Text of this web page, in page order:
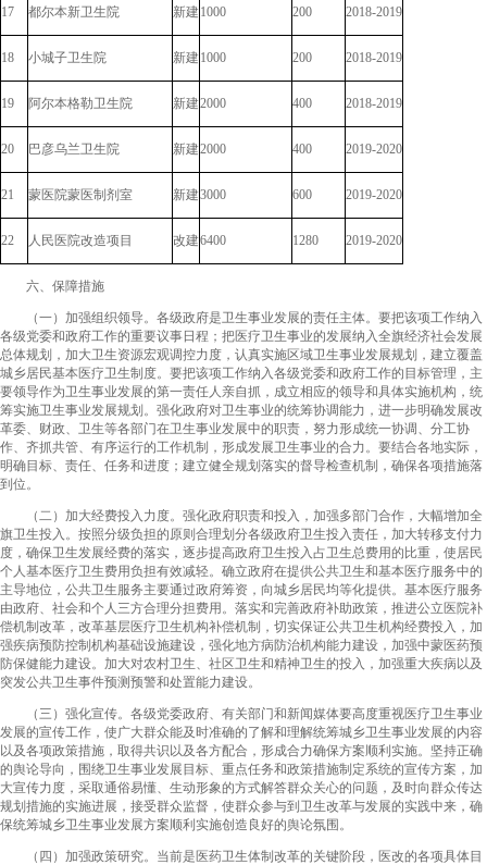
17 都尔本新卫生院 新建 1000 200 2018-2019
18 小城子卫生院 新建 1000 200 2018-2019
19 阿尔本格勒卫生院 新建2000 400 2018-2019
20 巴彦乌兰卫生院 新建2000 400 2019-2020
21 蒙医院蒙医制剂室 新建3000 600 2019-2020
22 人民医院改造项目 改建6400 1280 2019-2020
六、保障措施
（一）加强组织领导。各级政府是卫生事业发展的责任主体。要把该项工作纳入
各级党委和政府工作的重要议事日程；把医疗卫生事业的发展纳入全旗经济社会发展
总体规划，加大卫生资源宏观调控力度，认真实施区域卫生事业发展规划，建立覆盖
城乡居民基本医疗卫生制度。要把该项工作纳入各级党委和政府工作的目标管理，主
要领导作为卫生事业发展的第一责任人亲自抓，成立相应的领导和具体实施机构，统
筹实施卫生事业发展规划。强化政府对卫生事业的统筹协调能力，进一步明确发展改
革委、财政、卫生等各部门在卫生事业发展中的职责，努力形成统一协调、分工协
作、齐抓共管、有序运行的工作机制，形成发展卫生事业的合力。要结合各地实际，
明确目标、责任、任务和进度；建立健全规划落实的督导检查机制，确保各项措施落
到位。
（二）加大经费投入力度。强化政府职责和投入，加强多部门合作，大幅增加全
旗卫生投入。按照分级负担的原则合理划分各级政府卫生投入责任，加大转移支付力
度，确保卫生发展经费的落实，逐步提高政府卫生投入占卫生总费用的比重，使居民
个人基本医疗卫生费用负担有效减轻。确立政府在提供公共卫生和基本医疗服务中的
主导地位，公共卫生服务主要通过政府筹资，向城乡居民均等化提供。基本医疗服务
由政府、社会和个人三方合理分担费用。落实和完善政府补助政策，推进公立医院补
偿机制改革，改革基层医疗卫生机构补偿机制，切实保证公共卫生机构经费投入，加
强疾病预防控制机构基础设施建设，强化地方病防治机构能力建设，加强中蒙医药预
防保健能力建设。加大对农村卫生、社区卫生和精神卫生的投入，加强重大疾病以及
突发公共卫生事件预测预警和处置能力建设。
（三）强化宣传。各级党委政府、有关部门和新闻媒体要高度重视医疗卫生事业
发展的宣传工作，使广大群众能及时准确的了解和理解统筹城乡卫生事业发展的内容
以及各项政策措施，取得共识以及各方配合，形成合力确保方案顺利实施。坚持正确
的舆论导向，围绕卫生事业发展目标、重点任务和政策措施制定系统的宣传方案，加
大宣传力度，采取通俗易懂、生动形象的方式解答群众关心的问题，及时向群众传达
规划措施的实施进展，接受群众监督，使群众参与到卫生改革与发展的实践中来，确
保统筹城乡卫生事业发展方案顺利实施创造良好的舆论氛围。
（四）加强政策研究。当前是医药卫生体制改革的关键阶段，医改的各项具体目